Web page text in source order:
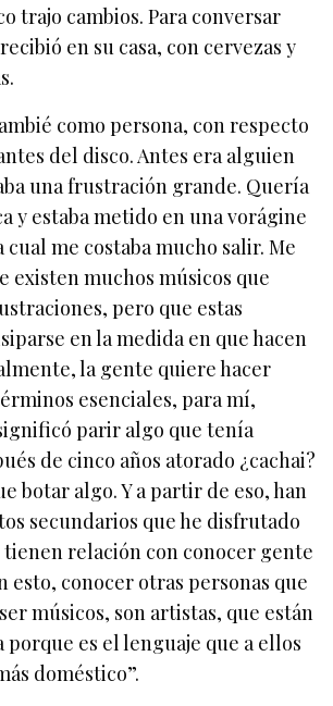
trajo cambios. Para conversar
en su casa, con cervezas y
como persona, con respecto
del disco. Antes era alguien
una frustración grande. Quería
y estaba metido en una vorágine
cual me costaba mucho salir. Me
existen muchos músicos que
pero que estas
en la medida en que hacen
la gente quiere hacer
esenciales, para mí,
parir algo que tenía
de cinco años atorado ¿cachai?
botar algo. Y a partir de eso, han
secundarios que he disfrutado
relación con conocer gente
esto, conocer otras personas que
músicos, son artistas, que están
porque es el lenguaje que a ellos
doméstico”.